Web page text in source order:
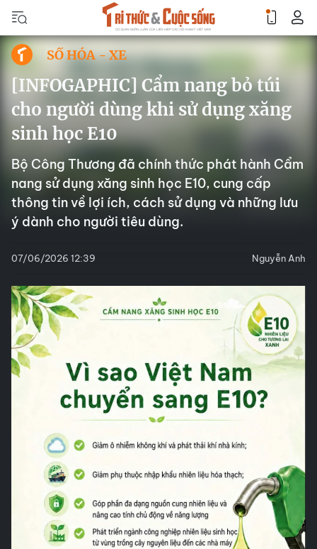
SỐ HÓA - XE
[INFOGAPHIC] Cẩm nang bỏ túi
cho người dùng khi sử dụng xăng
sinh học E10
Bộ Công Thương đã chính thức phát hành Cẩm
nang sử dụng xăng sinh học E10, cung cấp
thông tin về lợi ích, cách sử dụng và những lưu
ý dành cho người tiêu dùng.
07/06/2026 12:39 Nguyễn Anh